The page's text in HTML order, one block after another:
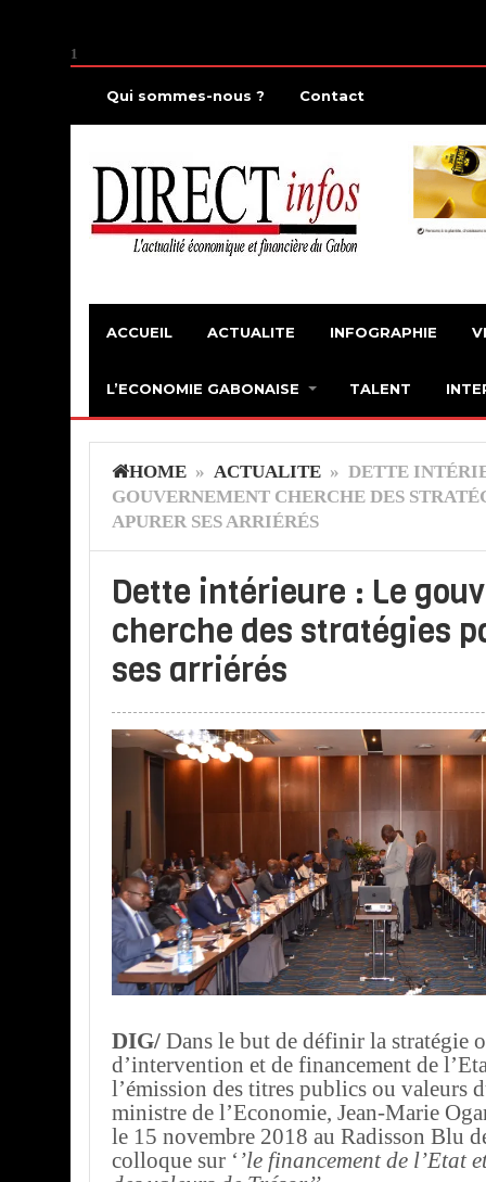
1
Qui sommes-nous ? Contact
ACCUEIL ACTUALITE INFOGRAPHIE
L’ECONOMIE GABONAISE TALENT
HOME » ACTUALITE » DETTE
GOUVERNEMENT CHERCHE DES
APURER SES ARRIÉRÉS
Dette intérieure : Le
cherche des stratégies
ses arriérés
DIG/ Dans le but de définir la stratégie
d’intervention et de financement de
l’émission des titres publics ou valeurs
ministre de l’Economie, Jean-Marie
le 15 novembre 2018 au Radisson Blu
colloque sur ‘ ’le financement de l’Etat